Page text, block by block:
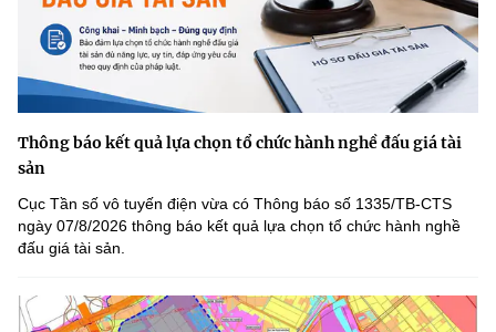
Thông báo kết quả lựa chọn tổ chức hành nghề đấu giá tài
sản
Cục Tần số vô tuyến điện vừa có Thông báo số 1335/TB-CTS
ngày 07/8/2026 thông báo kết quả lựa chọn tổ chức hành nghề
đấu giá tài sản.